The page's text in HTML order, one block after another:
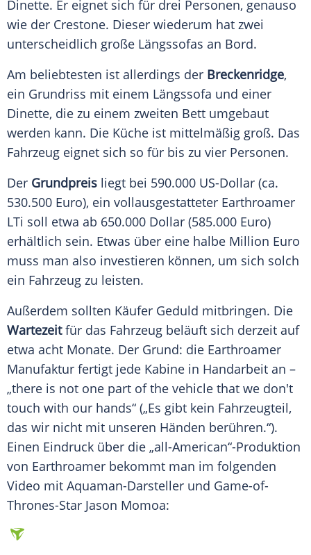
Dinette. Er eignet sich für drei Personen, genauso
wie der Crestone. Dieser wiederum hat zwei
unterscheidlich große Längssofas an Bord.
Am beliebtesten ist allerdings der Breckenridge,
ein Grundriss mit einem Längssofa und einer
Dinette, die zu einem zweiten Bett umgebaut
werden kann. Die Küche ist mittelmäßig groß. Das
Fahrzeug eignet sich so für bis zu vier Personen.
Der Grundpreis liegt bei 590.000 US-Dollar (ca.
530.500 Euro), ein vollausgestatteter Earthroamer
LTi soll etwa ab 650.000 Dollar (585.000 Euro)
erhältlich sein. Etwas über eine halbe Million Euro
muss man also investieren können, um sich solch
ein Fahrzeug zu leisten.
Außerdem sollten Käufer Geduld mitbringen. Die
Wartezeitfür das Fahrzeug beläuft sich derzeit auf
etwa acht Monate. Der Grund: die Earthroamer
Manufaktur fertigt jede Kabine in Handarbeit an –
„there is not one part of the vehicle that we don't
touch with our hands“ („Es gibt kein Fahrzeugteil,
das wir nicht mit unseren Händen berühren.“).
Einen Eindruck über die „all-American“-Produktion
von Earthroamer bekommt man im folgenden
Video mit Aquaman-Darsteller und Game-of-
Thrones-Star Jason Momoa: